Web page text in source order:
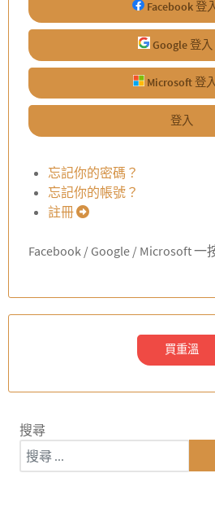
Facebook 登
Google 登入
Microsoft 登
登入
忘記你的密碼？
忘記你的帳號？
註冊
Facebook / Google / Microsoft 一
買重溫
搜尋